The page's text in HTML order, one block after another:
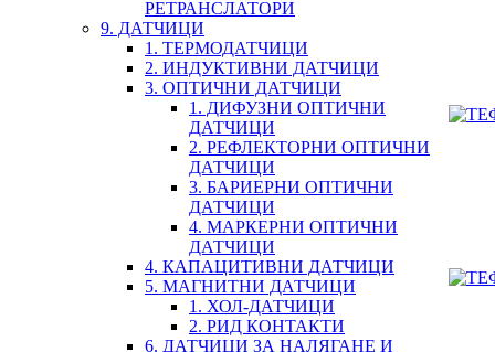
РЕТРАНСЛАТОРИ
9. ДАТЧИЦИ
1. ТЕРМОДАТЧИЦИ
2. ИНДУКТИВНИ ДАТЧИЦИ
3. ОПТИЧНИ ДАТЧИЦИ
1. ДИФУЗНИ ОПТИЧНИ
ДАТЧИЦИ
2. РЕФЛЕКТОРНИ ОПТИЧНИ
ДАТЧИЦИ
3. БАРИЕРНИ ОПТИЧНИ
ДАТЧИЦИ
4. МАРКЕРНИ ОПТИЧНИ
ДАТЧИЦИ
4. КАПАЦИТИВНИ ДАТЧИЦИ
5. МАГНИТНИ ДАТЧИЦИ
1. ХОЛ-ДАТЧИЦИ
2. РИД КОНТАКТИ
6. ДАТЧИЦИ ЗА НАЛЯГАНЕ И